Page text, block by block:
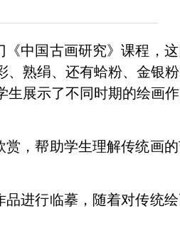
中国古画研究》课程，
熟绢、还有蛤粉、金银
展示了不同时期的绘画
，帮助学生理解传统画
进行临摹，随着对传统绘